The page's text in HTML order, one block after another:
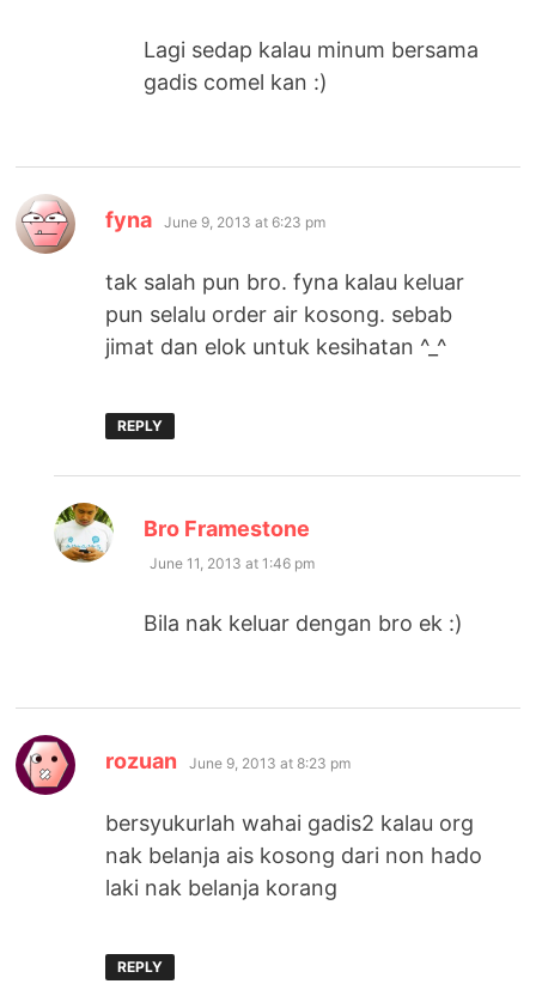
Lagi sedap kalau minum bersama
gadis comel kan :)
fyna says:
June 9, 2013 at 6:23 pm
tak salah pun bro. fyna kalau keluar
pun selalu order air kosong. sebab
jimat dan elok untuk kesihatan ^_^
REPLY
Bro Framestone
June 11, 2013 at 1:46 pm
Bila nak keluar dengan bro ek :)
rozuan says:
June 9, 2013 at 8:23 pm
bersyukurlah wahai gadis2 kalau org
nak belanja ais kosong dari non hado
laki nak belanja korang
REPLY